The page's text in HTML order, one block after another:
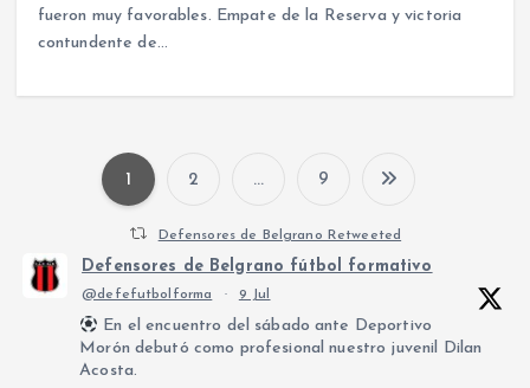
fueron muy favorables. Empate de la Reserva y victoria
contundente de…
a
g
1 2 … 9
Defensores de Belgrano Retweeted
Defensores de Belgrano fútbol formativo
@defefutbolforma · 9 Jul
En el encuentro del sábado ante Deportivo
Morón debutó como profesional nuestro juvenil Dilan
Acosta.